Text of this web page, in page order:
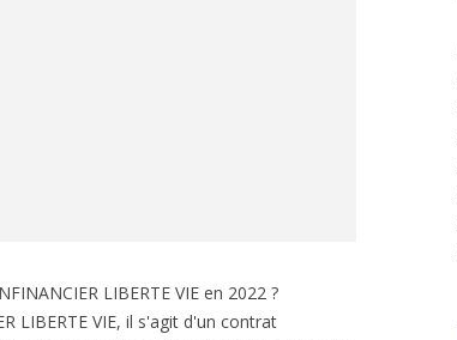
LIBERTE VIE en 2022 ?
LIBERTE VIE, il s'agit d'un contrat